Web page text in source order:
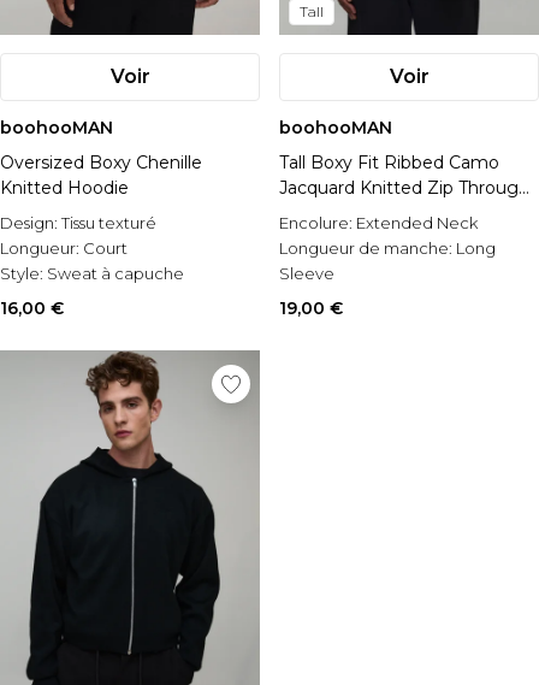
Voir
boohooMAN
Oversized Boxy Chenille
Knitted Hoodie
Design:Tissu texturé
Longueur: Court
Style: Sweat à capuche
16,00 €
Tall
Voir
boohooMAN
Tall Boxy Fit Ribbed Camo
Jacquard Knitted Zip Through
Hoodie
Encolure: Extended Neck
Longueur de manche: Long
Sleeve
Occasion:
19,00 €